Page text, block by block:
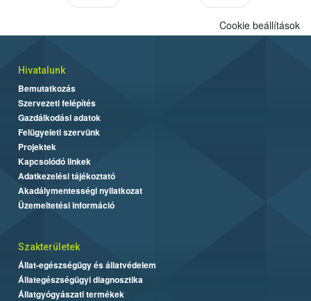
Cookie beállítások
Hivatalunk
Bemutatkozás
Szervezeti felépítés
Gazdálkodási adatok
Felügyeleti szervünk
Projektek
Kapcsolódó linkek
Adatkezelési tájékoztató
Akadálymentességi nyilatkozat
Üzemeltetési információ
Szakterületek
Állat-egészségügy és állatvédelem
Állategészségügyi diagnosztika
Állatgyógyászati termékek